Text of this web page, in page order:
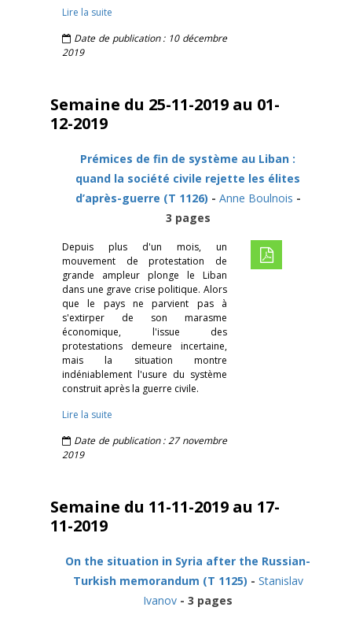
Lire la suite
Date de publication : 10 décembre
2019
Semaine du 25-11-2019 au 01-
12-2019
Prémices de fin de système au Liban :
quand la société civile rejette les élites
d’après-guerre (T 1126) - Anne Boulnois -
3 pages
Depuis plus d'un mois, un
mouvement de protestation de
grande ampleur plonge le Liban
dans une grave crise politique. Alors
que le pays ne parvient pas à
s'extirper de son marasme
économique, l'issue des
protestations demeure incertaine,
mais la situation montre
indéniablement l'usure du système
construit après la guerre civile.
Lire la suite
Date de publication : 27 novembre
2019
Semaine du 11-11-2019 au 17-
11-2019
On the situation in Syria after the Russian-
Turkish memorandum (T 1125) - Stanislav
Ivanov - 3 pages